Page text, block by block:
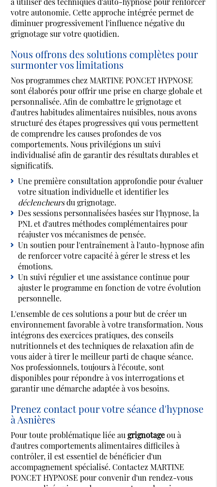
votre autonomie. Cette approche intégrée permet de
diminuer progressivement l'influence négative du
grignotage sur votre quotidien.
Nous offrons des solutions complètes pour
surmonter vos limitations
Nos programmes chez MARTINE PONCET HYPNOSE
sont élaborés pour offrir une prise en charge globale et
personnalisée. Afin de combattre le grignotage et
d'autres habitudes alimentaires nuisibles, nous avons
structuré des étapes progressives qui vous permettent
de comprendre les causes profondes de vos
comportements. Nous privilégions un suivi
individualisé afin de garantir des résultats durables et
significatifs.
Une première consultation approfondie pour évaluer
votre situation individuelle et identifier les
déclencheursdu grignotage.
Des sessions personnalisées basées sur l'hypnose, la
PNL et d'autres méthodes complémentaires pour
réajuster vos mécanismes de pensée.
Un soutien pour l'entraînement à l'auto-hypnose afin
de renforcer votre capacité à gérer le stress et les
émotions.
Un suivi régulier et une assistance continue pour
ajuster le programme en fonction de votre évolution
personnelle.
L'ensemble de ces solutions a pour but de créer un
environnement favorable à votre transformation. Nous
intégrons des exercices pratiques, des conseils
nutritionnels et des techniques de relaxation afin de
vous aider à tirer le meilleur parti de chaque séance.
Nos professionnels, toujours à l'écoute, sont
disponibles pour répondre à vos interrogations et
garantir une démarche adaptée à vos besoins.
Prenez contact pour votre séance d'hypnose
à Asnières
Pour toute problématique liée augrignotageou à
d'autres comportements alimentaires difficiles à
contrôler, il est essentiel de bénéficier d'un
accompagnement spécialisé. Contactez MARTINE
PONCET HYPNOSE pour convenir d'un rendez-vous